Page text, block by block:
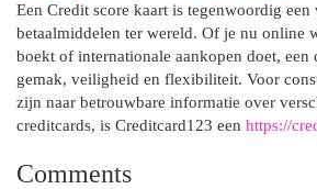
Een Credit score kaart is tegenwoordig een
betaalmiddelen ter wereld. Of je nu online
boekt of internationale aankopen doet, een
gemak, veiligheid en flexibiliteit. Voor
zijn naar betrouwbare informatie over
creditcards, is Creditcard123 een https://
Comments